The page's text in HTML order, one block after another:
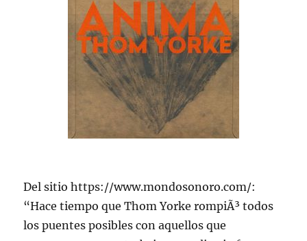
Del sitio https://www.mondosonoro.com/:
“Hace tiempo que Thom Yorke rompiÃ³ todos
los puentes posibles con aquellos que